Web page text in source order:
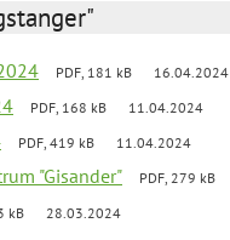
PDF, 181 kB 16.04.2024
PDF, 168 kB 11.04.2024
PDF, 419 kB 11.04.2024
"Gisander" PDF, 279 kB
kB 28.03.2024